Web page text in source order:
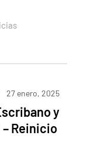
27 enero, 2025
y
Reinicio